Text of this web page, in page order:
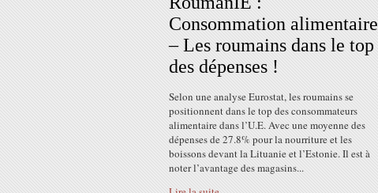
Consommation alimentaire
– Les roumains dans le top
des dépenses !
Selon une analyse Eurostat, les roumains se
positionnent dans le top des consommateurs
alimentaire dans l’U.E. Avec une moyenne des
dépenses de 27.8% pour la nourriture et les
boissons devant la Lituanie et l’Estonie. Il est à
noter l’avantage des magasins...